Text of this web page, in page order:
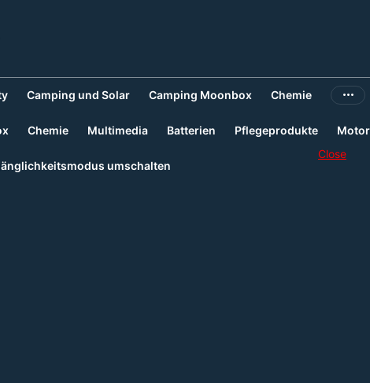
Camping und Solar Camping Moonbox Chemie
Chemie Multimedia Batterien Pflegeprodukte
umschalten
Close